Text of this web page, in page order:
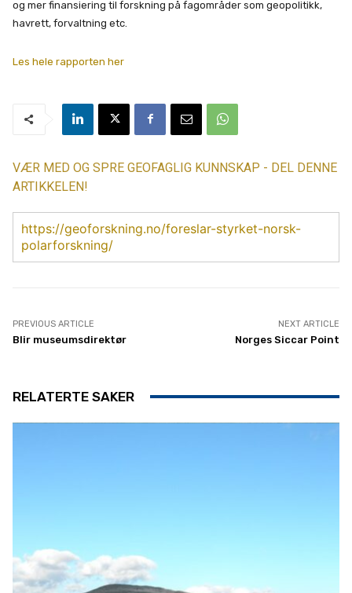
og mer finansiering til forskning på fagområder som geopolitikk,
havrett, forvaltning etc.
Les hele rapporten her
VÆR MED OG SPRE GEOFAGLIG KUNNSKAP - DEL DENNE
ARTIKKELEN!
https://geoforskning.no/foreslar-styrket-norsk-
polarforskning/
PREVIOUS ARTICLE
Blir museumsdirektør
NEXT ARTICLE
Norges Siccar Point
RELATERTE SAKER